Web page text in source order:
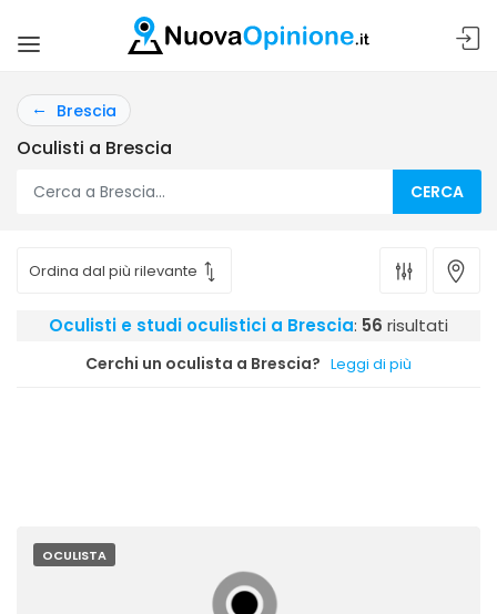
Brescia
Oculisti a Brescia
CERCA
Oculisti e studi oculistici a Brescia: 56 risultati
Cerchi un oculista a Brescia? Leggi di più
OCULISTA